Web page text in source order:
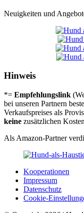
Neuigkeiten und
Hinweis
*= Empfehlungslink
bei unseren Partnern
Verkaufspreises als
keine zusätzlichen
Als Amazon-Partner
Koope­ra­tio­nen
Impres­sum
Daten­schutz
Coo­kie-